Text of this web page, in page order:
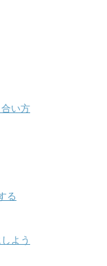
い方
る
よう